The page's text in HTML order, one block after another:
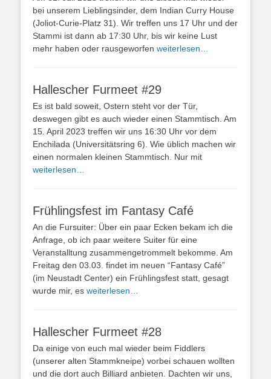
bei unserem Lieblingsinder, dem Indian Curry House
(Joliot-Curie-Platz 31). Wir treffen uns 17 Uhr und der
Stammi ist dann ab 17:30 Uhr, bis wir keine Lust
mehr haben oder rausgeworfen weiterlesen…
Hallescher Furmeet #29
Es ist bald soweit, Ostern steht vor der Tür,
deswegen gibt es auch wieder einen Stammtisch. Am
15. April 2023 treffen wir uns 16:30 Uhr vor dem
Enchilada (Universitätsring 6). Wie üblich machen wir
einen normalen kleinen Stammtisch. Nur mit
weiterlesen…
Frühlingsfest im Fantasy Café
An die Fursuiter: Über ein paar Ecken bekam ich die
Anfrage, ob ich paar weitere Suiter für eine
Veranstalltung zusammengetrommelt bekomme. Am
Freitag den 03.03. findet im neuen “Fantasy Café”
(im Neustadt Center) ein Frühlingsfest statt, gesagt
wurde mir, es weiterlesen…
Hallescher Furmeet #28
Da einige von euch mal wieder beim Fiddlers
(unserer alten Stammkneipe) vorbei schauen wollten
und die dort auch Billiard anbieten. Dachten wir uns,